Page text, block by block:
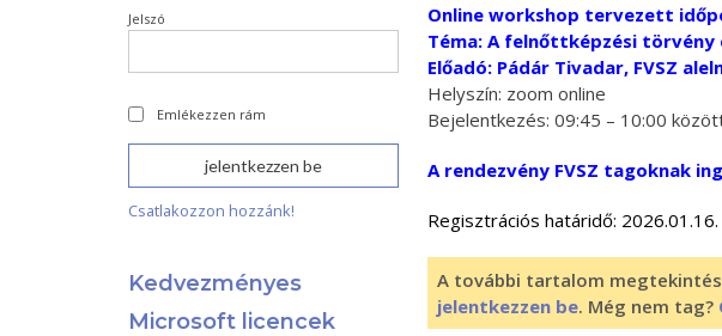
Online workshop tervezett
Téma: A felnőttképzési
Előadó: Pádár Tivadar, FVSZ
Helyszín: zoom online
Bejelentkezés: 09:45 – 10:00
A rendezvény FVSZ tagoknak
Regisztrációs határidő:
A további tartalom
jelentkezzen be. Még nem tag?
Jelszó
Emlékezzen rám
Csatlakozzon hozzánk!
Kedvezményes
Microsoft licencek